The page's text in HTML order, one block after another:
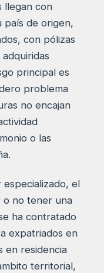
llegan con
país de origen,
con pólizas
principal es
problema
no encajan
o las
el
no tener una
ha contratado
expatriados en
en residencia
territorial,